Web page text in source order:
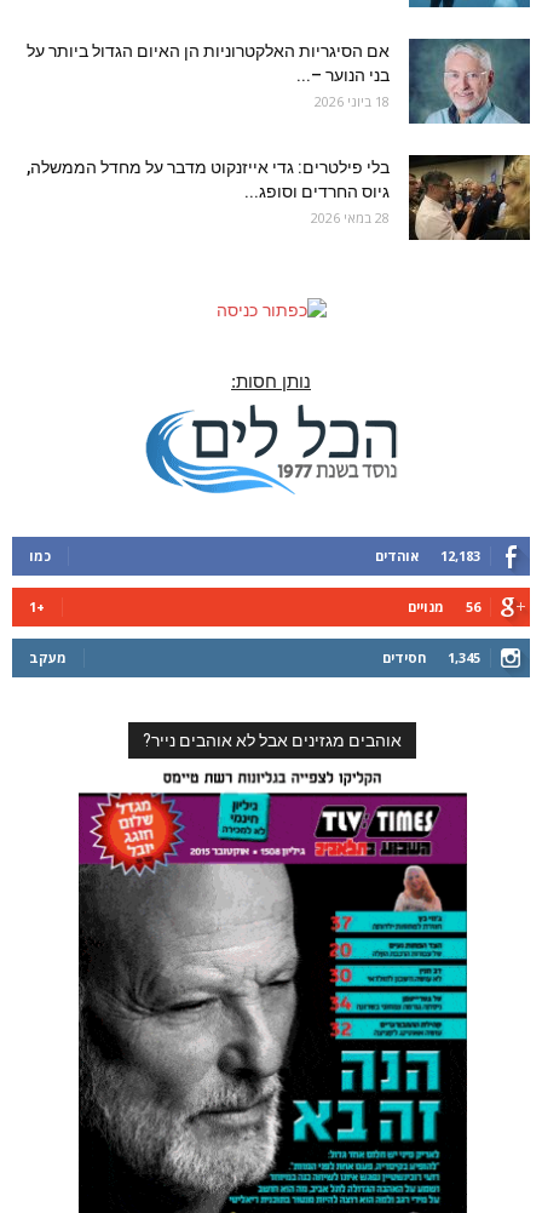
אם הסיגריות האלקטרוניות הן האיום הגדול ביותר על
בני הנוער –...
18 ביוני 2026
בלי פילטרים: גדי אייזנקוט מדבר על מחדל הממשלה,
גיוס החרדים וסופג...
28 במאי 2026
נותן חסות:
12,183 אוהדים כמו
56 מנויים +1
1,345 חסידים מעקב
אוהבים מגזינים אבל לא אוהבים נייר?